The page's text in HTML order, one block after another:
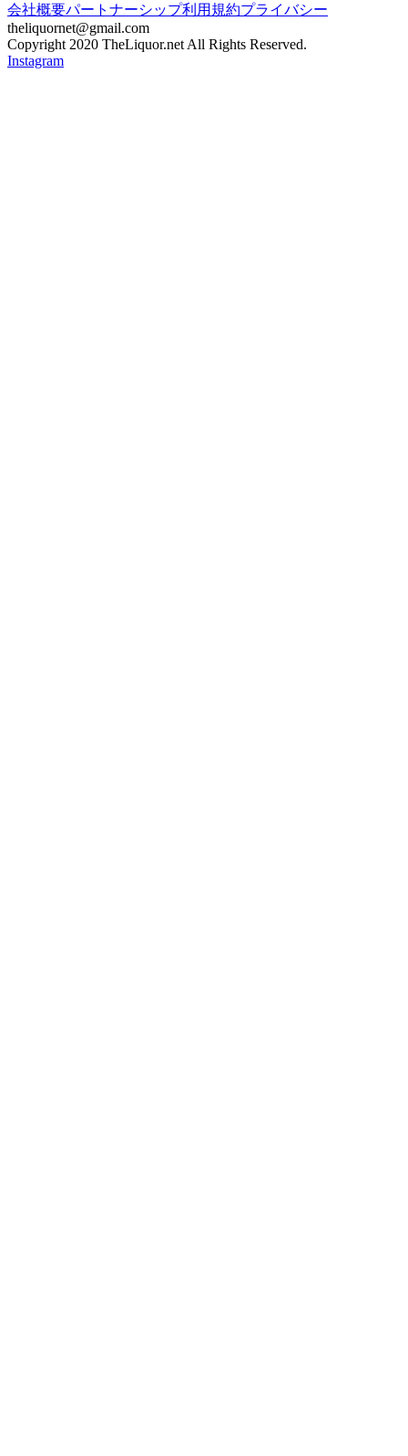
会社概要パートナーシップ利用規約プライバシー
theliquornet@gmail.com
Copyright 2020 TheLiquor.net All Rights Reserved.
Instagram